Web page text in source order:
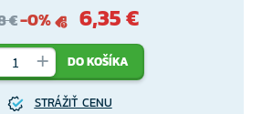
€-0% 6,35 €
DO KOŠÍKA
STRÁŽIŤ CENU